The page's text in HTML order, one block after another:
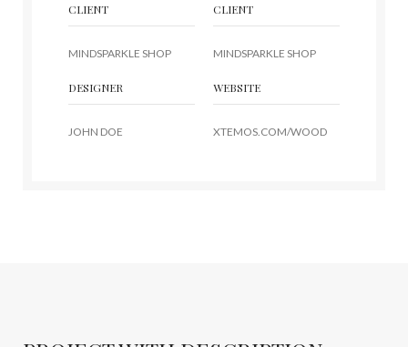
CLIENT
MINDSPARKLE SHOP
CLIENT
MINDSPARKLE SHOP
DESIGNER
JOHN DOE
WEBSITE
XTEMOS.COM/WOOD